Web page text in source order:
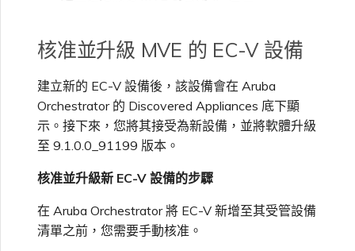
核准並升級 MVE 的 EC-V 設備
建立新的 EC-V 設備後，該設備會在 Aruba
Orchestrator 的 Discovered Appliances 底下顯
示。接下來，您將其接受為新設備，並將軟體升級
至 9.1.0.0_91199 版本。
核准並升級新 EC-V 設備的步驟
在 Aruba Orchestrator 將 EC-V 新增至其受管設備
清單之前，您需要手動核准。